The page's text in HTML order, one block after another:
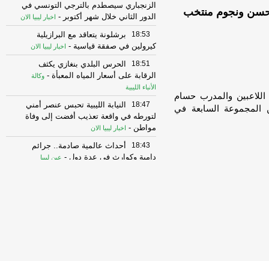
ونجوم منتخب
والمدرب حسام
المجموعة السابعة في
الزنجباري سيصطدم بالترجي التونسي في
الدور الثاني خلال شهر أكتوبر - اخبار ليبيا الان
18:53
برشلونة يتعاقد مع البرازيلية
كيرولين في صفقة قياسية - اخبار ليبيا الان
18:51
الحرس البلدي بنغازي يكثف
الرقابة على أسعار المياه المعبأة - وكالة
الأنباء الليبية
18:47
النيابة الليبية تحبس عنصر أمني
لتورطه في واقعة تعذيب أفضت إلى وفاة
مواطن - اخبار ليبيا الان
18:43
أحداث عالمية صادمة.. جرائم
دامية وكوارث في عدة دول - عين ليبيا